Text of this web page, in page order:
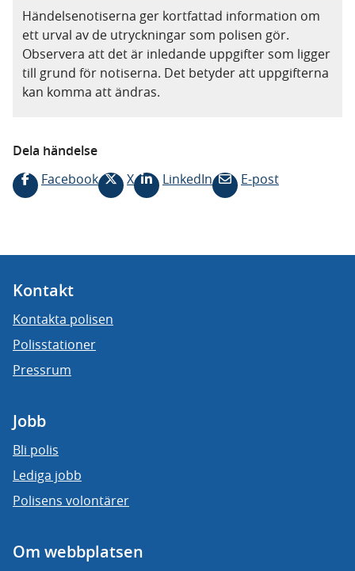
Händelsenotiserna ger kortfattad information om
ett urval av de utryckningar som polisen gör.
Observera att det är inledande uppgifter som ligger
till grund för notiserna. Det betyder att uppgifterna
kan komma att ändras.
Dela händelse
Facebook
X LinkedIn E-post
Kontakt
Kontakta polisen
Polisstationer
Pressrum
Jobb
Bli polis
Lediga jobb
Polisens volontärer
Om webbplatsen